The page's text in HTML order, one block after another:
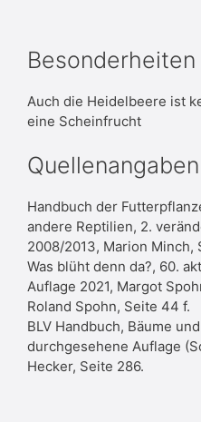
Besonderheiten
Auch die Heidelbeere ist
eine Scheinfrucht
Quellenangaben
Handbuch der
andere Reptilien, 2.
2008/2013, Marion Minch,
Was blüht denn da?, 60.
Auflage 2021, Margot
Roland Spohn, Seite 44 f.
BLV Handbuch, Bäume
durchgesehene Auflage
Hecker, Seite 286.